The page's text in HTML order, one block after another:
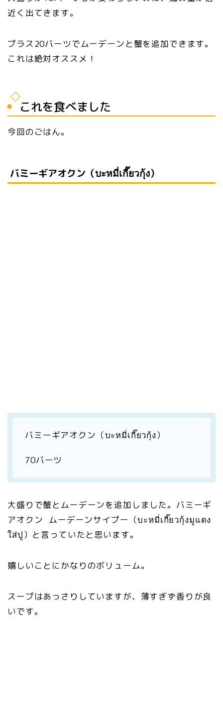
近く出てきます。
プラス20バーツでムーデーンと蟹を追加できます。
これは絶対オススメ！
これを食べました
今回のごはん。
バミーギアオクン（บะหมี่เกี๊ยวกุ้ง）
バミーギアオクン（บะหมี่เกี๊ยวกุ้ง）
70バーツ
大盛りで蟹とムーデーンを追加しました。バミーギ
アオクン ムーデーンサイプー（บะหมี่เกี๊ยวกุ้งมูแดง
ใส่ปู）と言っていたと思います。
嬉しいことにかなりのボリューム。
スープはあっさりしていますが、薄すぎず香りが良
いです。